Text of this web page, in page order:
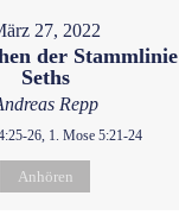
27, 2022
der Stammlinie
Seths
Repp
26, 1. Mose 5:21-24
Anhören